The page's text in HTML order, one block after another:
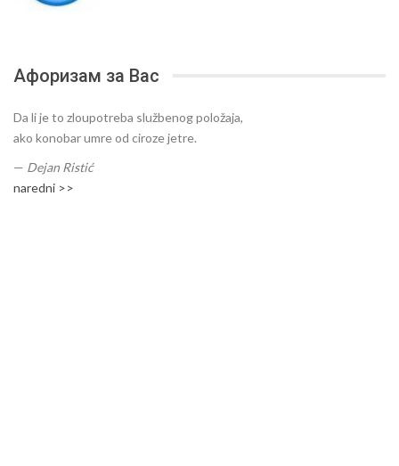
Афоризам за Вас
Da li je to zloupotreba službenog položaja,
ako konobar umre od ciroze jetre.
— Dejan Ristić
naredni >>